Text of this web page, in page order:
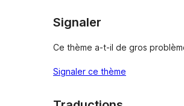
Signaler
Ce thème a-t-il de gros
Signaler ce thème